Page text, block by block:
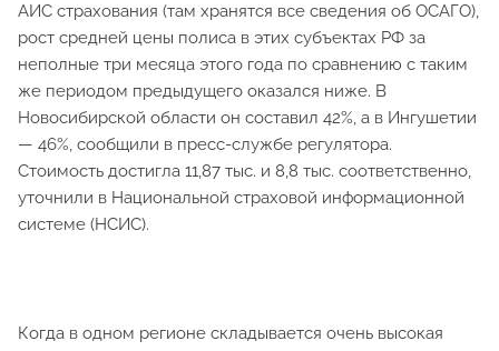
АИС страхования (там хранятся все сведения об ОСАГО),
рост средней цены полиса в этих субъектах РФ за
неполные три месяца этого года по сравнению с таким
же периодом предыдущего оказался ниже. В
Новосибирской области он составил 42%, а в Ингушетии
— 46%, сообщили в пресс-службе регулятора.
Стоимость достигла 11,87 тыс. и 8,8 тыс. соответственно,
уточнили в Национальной страховой информационной
системе (НСИС).
Когда в одном регионе складывается очень высокая